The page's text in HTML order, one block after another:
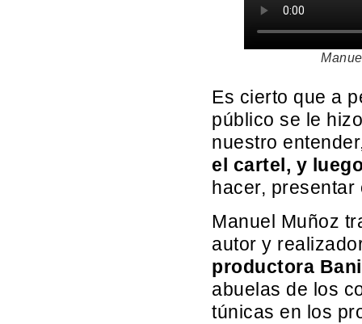
Es cierto que a
público se le
nuestro
el cartel, y
hacer, presentar
Manuel Muñoz
autor y
productora
abuelas de los
túnicas en los